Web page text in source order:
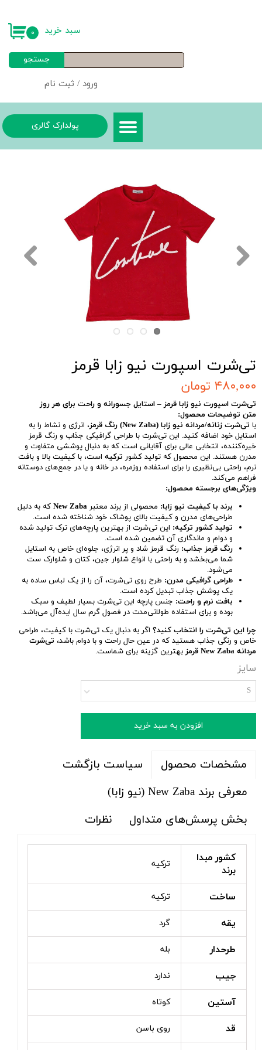
ورود / ثبت نام
خروج از حساب کاربری
جستجو
۰ سبد خرید
پولدارک گالری
تی‌شرت اسپورت نیو زابا قرمز
۴۸۰,۰۰۰ تومان
تی‌شرت اسپورت نیو زابا قرمز – استایل جسورانه و راحت برای هر روز
متن توضیحات محصول:
با تی‌شرت زنانه/مردانه نیو زابا (New Zaba) رنگ قرمز
، انرژی و نشاط را به
استایل خود اضافه کنید. این تی‌شرت با طراحی گرافیکی جذاب و رنگ قرمز
خیره‌کننده، انتخابی عالی برای آقایانی است که به دنبال پوششی متفاوت و
مدرن هستند. این محصول که تولید کشور ترکیه است، با کیفیت بالا و بافت
نرم، راحتی بی‌نظیری را برای استفاده روزمره، در خانه و یا در جمع‌های دوستانه
فراهم می‌کند.
ویژگی‌های برجسته محصول:
برند با کیفیت نیو زابا: محصولی از برند معتبرNew Zaba که به دلیل
طراحی‌های مدرن و کیفیت بالای پوشاک خود شناخته شده است.
تولید کشور ترکیه: این تی‌شرت از بهترین پارچه‌های ترک تولید شده
و دوام و ماندگاری آن تضمین شده است.
رنگ قرمز جذاب: رنگ قرمز شاد و پر انرژی، جلوه‌ای خاص به استایل
شما می‌بخشد و به راحتی با انواع شلوار جین، کتان و شلوارک ست
می‌شود.
طراحی گرافیکی مدرن: طرح روی تی‌شرت، آن را از یک لباس ساده به
یک پوشش جذاب تبدیل کرده است.
بافت نرم و راحت: جنس پارچه این تی‌شرت بسیار لطیف و سبک
بوده و برای استفاده طولانی‌مدت در فصول گرم سال ایده‌آل می‌باشد.
چرا این تی‌شرت را انتخاب کنید؟ اگر به دنبال یک تی‌شرت با کیفیت، طراحی
خاص و رنگی جذاب هستید که در عین حال راحت و با دوام باشد، تی‌شرت
مردانه New Zaba قرمز
بهترین گزینه برای شماست.
سایز
S
افزودن به سبد خرید
مشخصات محصول
سیاست بازگشت
معرفی برند New Zaba (نیو زابا)
بخش پرسش‌های متداول
نظرات
کشور مبدا
برند
ترکیه
ساخت ترکیه
یقه گرد
طرحدار بله
جیب ندارد
آستین کوتاه
قد روی باسن